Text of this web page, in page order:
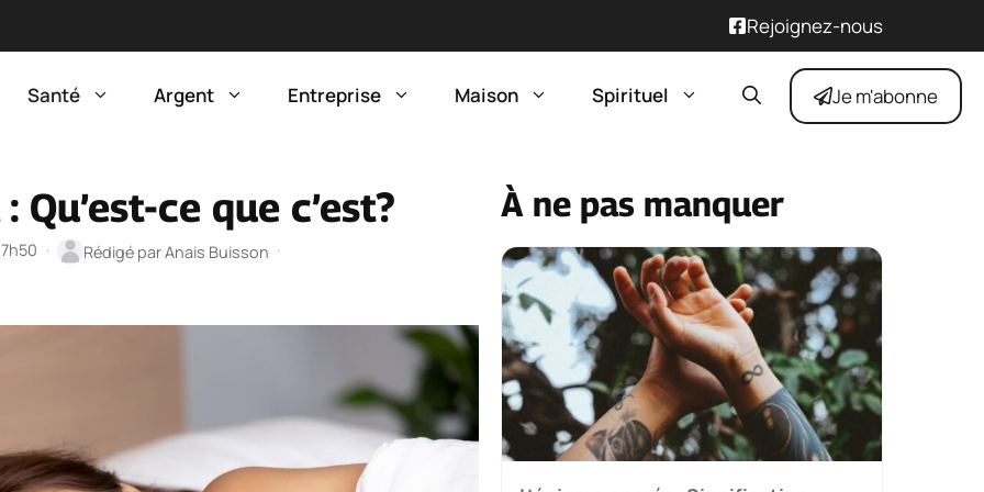
Rejoignez-nous
Santé Argent Entreprise Maison Spirituel Je m'abonne
ce que c’est?
· Rédigé parAnais Buisson ·
À ne pas manquer